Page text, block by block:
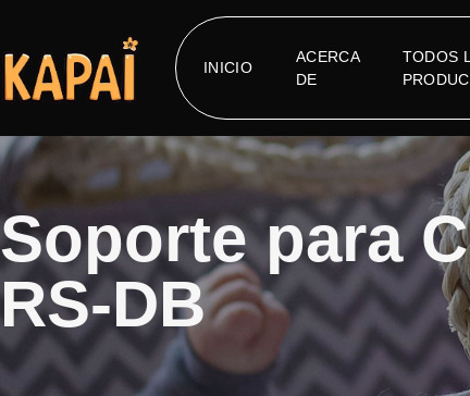
INICIO
ACERCA
DE
TODOS
Soporte para
RS-DB